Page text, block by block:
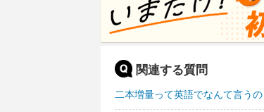
関連する質問
二本増量って英語でなんて言うの